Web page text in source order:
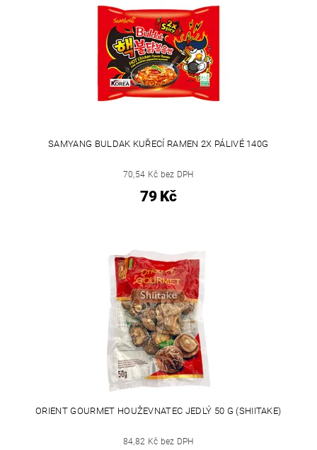
SAMYANG BULDAK KUŘECÍ RAMEN 2X PÁLIVÉ 140G
70,54 Kč bez DPH
79 Kč
ORIENT GOURMET HOUŽEVNATEC JEDLÝ 50 G (SHIITAKE)
84,82 Kč bez DPH